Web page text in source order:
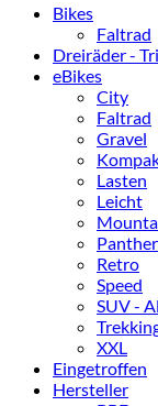
Bikes
Faltrad
Dreiräder -
eBikes
City
Faltrad
Gravel
Lasten
Leicht
Panther
Retro
Speed
SUV -
XXL
Eingetroffen
Hersteller